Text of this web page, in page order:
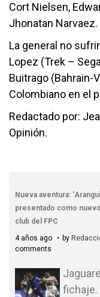
Cort Nielsen,
Jhonatan Narvaez.
La general no
Lopez (Trek –
Buitrago
Colombiano en el
Redactado por:
Opinión.
Nueva aventura:
presentado como
club del FPC
4 años ago
by
comments
fichaje.